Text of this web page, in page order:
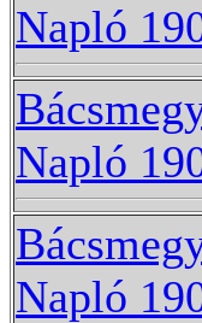
Napló
Napló
Napló